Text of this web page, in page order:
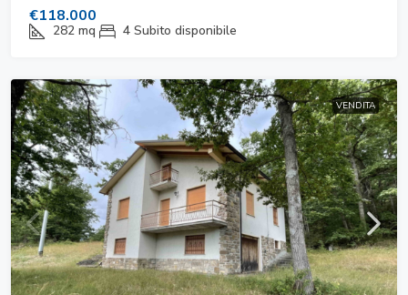
€118.000
282 mq 4 Subito disponibile
VENDITA